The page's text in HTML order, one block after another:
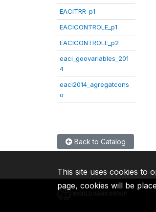
EACITRR_p1
EACICONTROLE_p1
EACICONTROLE_p2
eaci_geovariables_201
4
eaci2014_agregatcons
o
Back to Catalog
This site uses cookies to
page, cookies will be